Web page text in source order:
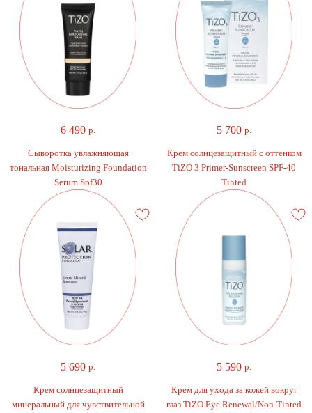
6 490 р.
Cыворотка увлажняющая
тональная Moisturizing Foundation
Serum Spf30
5 700 р.
Крем солнцезащитный с оттенком
TiZO 3 Primer-Sunscreen SPF-40
Tinted
5 690 р.
Крем солнцезащитный
минеральный для чувствительной
5 590 р.
Крем для ухода за кожей вокруг
глаз TiZO Eye Renewal/Non-Tinted